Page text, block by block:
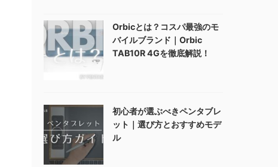
Orbicとは？コスパ最強のモ
バイルブランド｜Orbic
TAB10R 4Gを徹底解説！
初心者が選ぶべきペンタブレ
ット｜選び方とおすすめモデ
ル